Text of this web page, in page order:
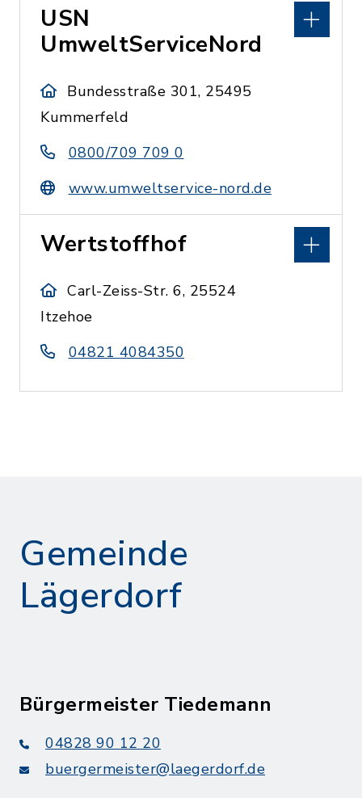
USN
UmweltServiceNord
Bundesstraße 301, 25495
Kummerfeld
0800/709 709 0
www.umweltservice-nord.de
Wertstoffhof
Carl-Zeiss-Str. 6, 25524
Itzehoe
04821 4084350
Gemeinde
Lägerdorf
Bürgermeister Tiedemann
04828 90 12 20
buergermeister@laegerdorf.de